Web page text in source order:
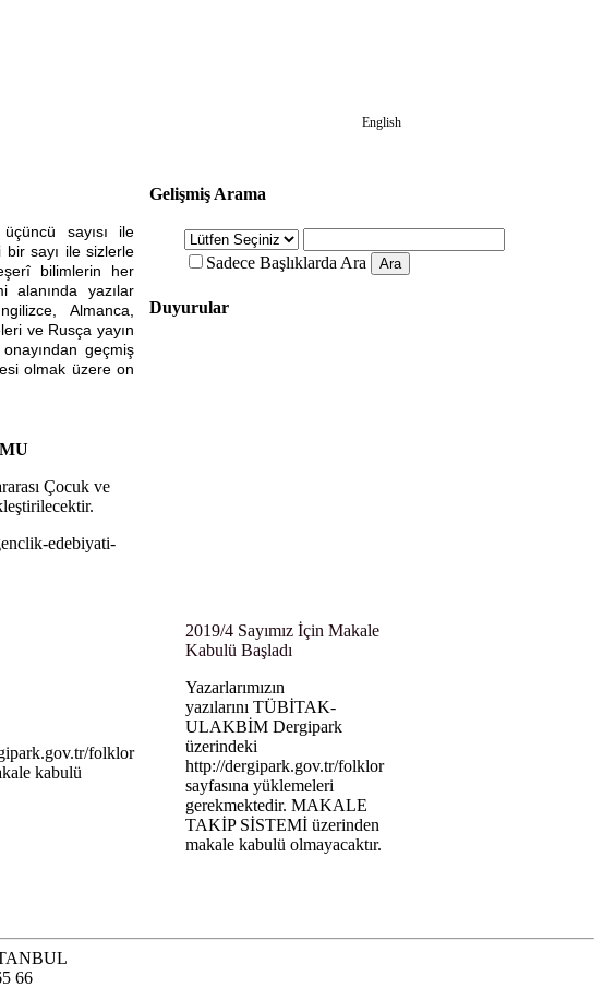
English
sayısı ile
bir sayı ile sizlerle
bilimlerin her
alanında yazılar
Almanca,
ve Rusça yayın
geçmiş
olmak üzere on
Çocuk ve
edebiyati-
folklor
kabulü
Gelişmiş Arama
Sadece Başlıklarda Ara
Duyurular
2019/4 Sayımız İçin Makale
Kabulü Başladı
Yazarlarımızın
yazılarını TÜBİTAK-
ULAKBİM Dergipark
üzerindeki
http://dergipark.gov.tr/folklor
sayfasına yüklemeleri
gerekmektedir. MAKALE
TAKİP SİSTEMİ üzerinden
makale kabulü olmayacaktır.
66